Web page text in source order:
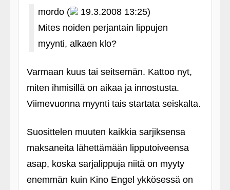
mordo (
19.3.2008 13:25)
Mites noiden perjantain lippujen
myynti, alkaen klo?
Varmaan kuus tai seitsemän. Kattoo nyt,
miten ihmisillä on aikaa ja innostusta.
Viimevuonna myynti tais startata seiskalta.
Suosittelen muuten kaikkia sarjiksensa
maksaneita lähettämään lipputoiveensa
asap, koska sarjalippuja niitä on myyty
enemmän kuin Kino Engel ykkösessä on